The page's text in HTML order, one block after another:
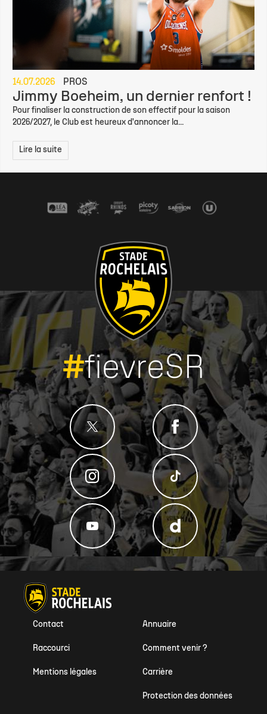
14.07.2026 PROS
Jimmy Boeheim, un dernier renfort !
Pour finaliser la construction de son effectif pour la saison
2026/2027, le Club est heureux d'annoncer la...
Lire la suite
#fievreSR
Annuaire
Contact
Comment venir ?
Raccourci
Carrière
Mentions légales
Protection des données